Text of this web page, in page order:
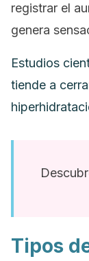
registrar el
genera
Estudios
tiende a
Tipos